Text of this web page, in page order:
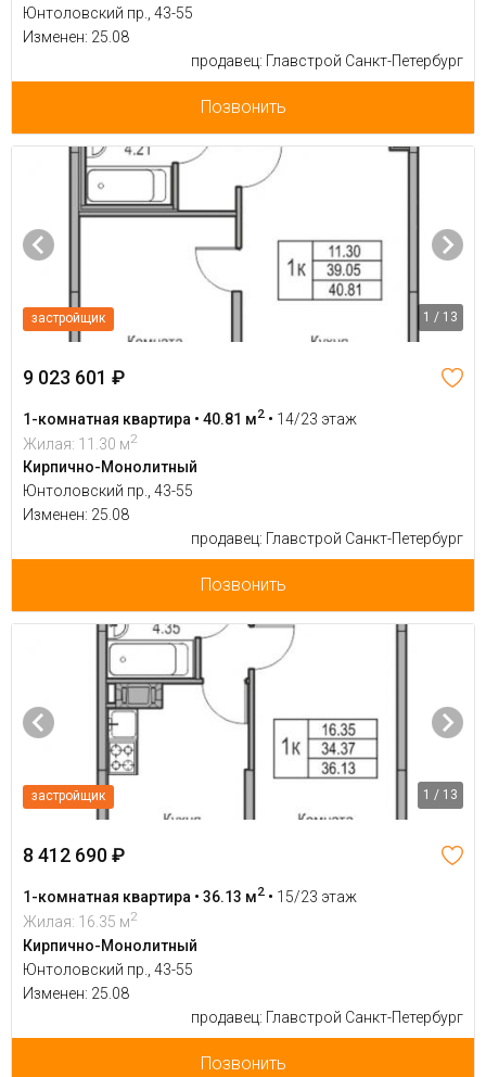
Юнтоловский пр., 43-55
Изменен: 25.08
продавец: Главстрой Санкт-Петербург
Позвонить
застройщик 1 / 13
9 023 601 ₽
1-комнатная квартира • 40.81 м2 • 14/23 этаж
Жилая: 11.30 м2
Кирпично-Монолитный
Юнтоловский пр., 43-55
Изменен: 25.08
продавец: Главстрой Санкт-Петербург
Позвонить
застройщик 1 / 13
8 412 690 ₽
1-комнатная квартира • 36.13 м2 • 15/23 этаж
Жилая: 16.35 м2
Кирпично-Монолитный
Юнтоловский пр., 43-55
Изменен: 25.08
продавец: Главстрой Санкт-Петербург
Позвонить